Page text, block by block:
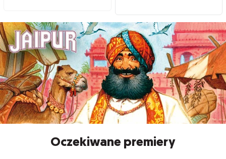
Oczekiwane premiery